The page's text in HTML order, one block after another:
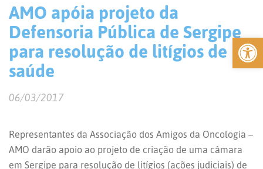
Abrir
AMO apóia projeto da
Defensoria Pública de Sergipe
para resolução de litígios de
saúde
06/03/2017
Representantes da Associação dos Amigos da Oncologia –
AMO darão apoio ao projeto de criação de uma câmara
em Sergipe para resolução de litígios (ações judiciais) de